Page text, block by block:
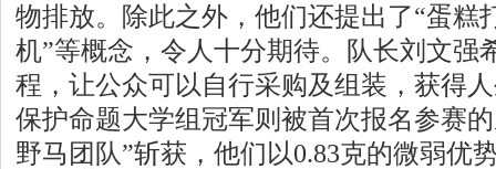
物排放。除此之外，他们还提出了“蛋糕
机”等概念，令人十分期待。队长刘文强
程，让公众可以自行采购及组装，获得
保护命题大学组冠军则被首次报名参赛
野马团队”斩获，他们以0.83克的微弱优